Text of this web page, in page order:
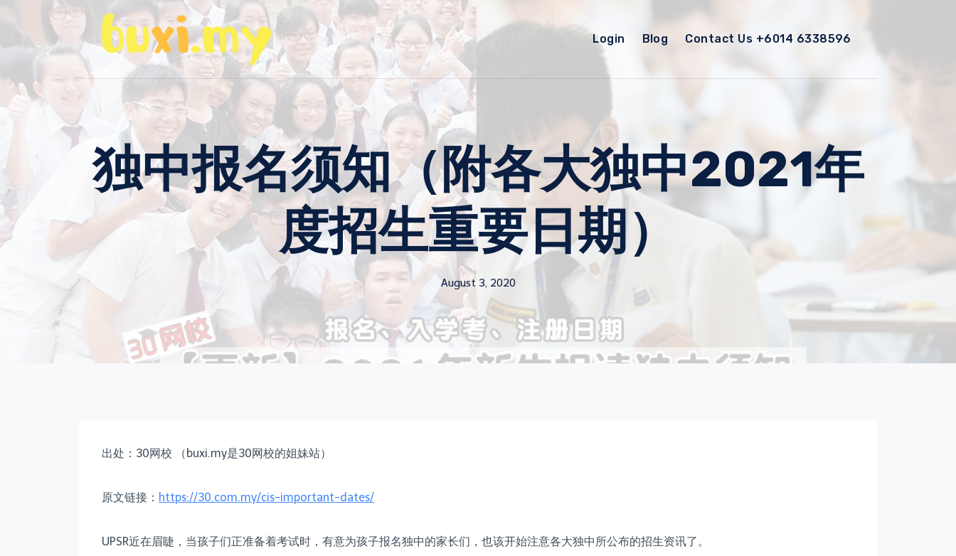
Login Blog Contact Us +6014 6338596
独中报名须知（附各大独中2021年
度招生重要日期）
August 3, 2020
出处：30网校 （buxi.my是30网校的姐妹站）
原文链接： https://30.com.my/cis-important-dates/
UPSR近在眉睫，当孩子们正准备着考试时，有意为孩子报名独中的家长们，也该开始注意各大独中所公布的招生资讯了。